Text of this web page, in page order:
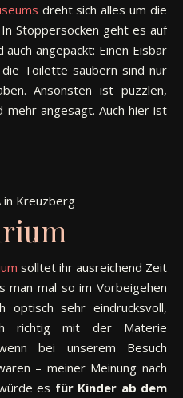
dreht sich alles um die
In Stoppersocken geht es auf
angepackt: Einen Eisbär
Toilette säubern sind nur
Ansonsten ist puzzlen,
angesagt. Auch hier ist
in Kreuzberg
solltet ihr ausreichend Zeit
man mal so im Vorbeigehen
optisch sehr eindrucksvoll,
richtig mit der Materie
bei unserem Besuch
– meiner Meinung nach
es für Kinder ab dem